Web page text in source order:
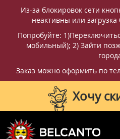
Из-за блокировок сети
неактивны или
Попробуйте:
мобильный); 2) Зайти
Заказ можно оформить по
Хочу